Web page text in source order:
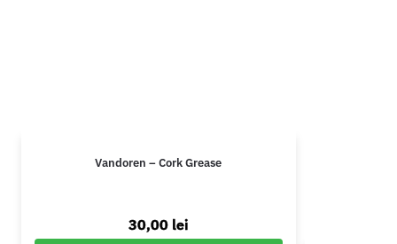
Vandoren – Cork Grease
30,00 lei